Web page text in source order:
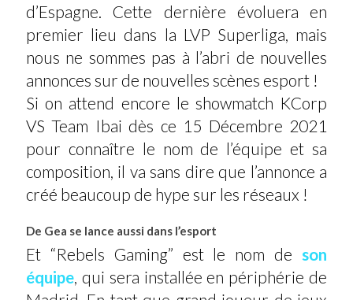
d’Espagne. Cette dernière évoluera en
premier lieu dans la LVP Superliga, mais
nous ne sommes pas à l’abri de nouvelles
annonces sur de nouvelles scènes esport !
Si on attend encore le showmatch KCorp
VS Team Ibai dès ce 15 Décembre 2021
pour connaître le nom de l’équipe et sa
composition, il va sans dire que l’annonce a
créé beaucoup de hype sur les réseaux !
De Gea se lance aussi dans l’esport
Et “Rebels Gaming” est le nom de son
équipe , qui sera installée en périphérie de